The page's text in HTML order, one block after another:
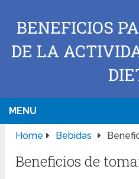
BENEFICIOS
DE LA
MENU
Home Bebidas
Beneficios de